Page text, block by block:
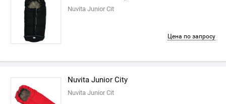
Nuvita Junior Cit
Цена по запросу
Nuvita Junior City
Nuvita Junior Cit